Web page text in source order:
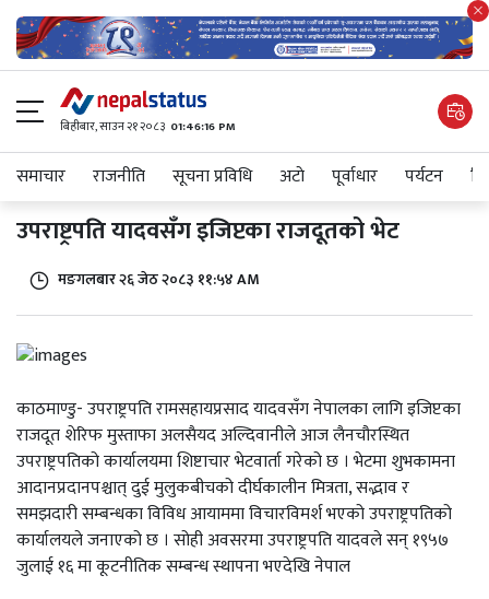
बिहीबार, साउन २१ २०८३ 01:46:16 PM
समाचार राजनीति सूचना प्रविधि अटाे पूर्वाधार पर्यटन
उपराष्ट्रपति यादवसँग इजिप्टका राजदूतको भेट
मङगलबार २६ जेठ २०८३ ११:५४ AM
काठमाण्डु- उपराष्ट्रपति रामसहायप्रसाद यादवसँग नेपालका लागि इजिप्टका
राजदूत शेरिफ मुस्ताफा अलसैयद अल्दिवानीले आज लैनचौरस्थित
उपराष्ट्रपतिको कार्यालयमा शिष्टाचार भेटवार्ता गरेको छ । भेटमा शुभकामना
आदानप्रदानपश्चात् दुई मुलुकबीचको दीर्घकालीन मित्रता, सद्भाव र
समझदारी सम्बन्धका विविध आयाममा विचारविमर्श भएको उपराष्ट्रपतिको
कार्यालयले जनाएको छ । सोही अवसरमा उपराष्ट्रपति यादवले सन् १९५७
जुलाई १६ मा कूटनीतिक सम्बन्ध स्थापना भएदेखि नेपाल